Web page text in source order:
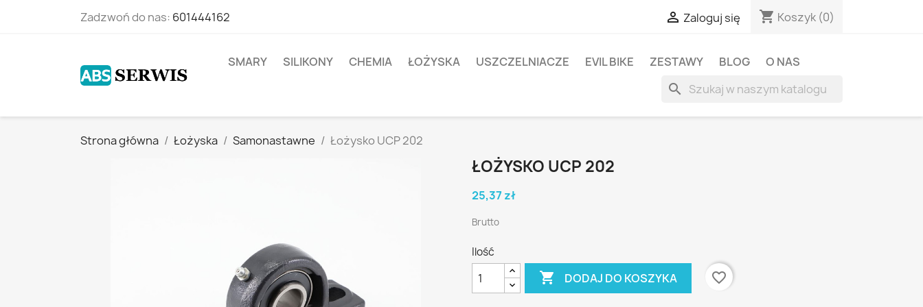
Zadzwoń do nas: 601444162  Zaloguj się shopping_cart Koszyk (0)
SMARY SILIKONY CHEMIA ŁOŻYSKA USZCZELNIACZE EVIL BIKE ZESTAWY BLOG O NAS
search
Strona główna Łożyska Samonastawne Łożysko UCP 202
ŁOŻYSKO UCP 202
25,37 zł
Brutto
Ilość
 DODAJ DO KOSZYKA favorite_border